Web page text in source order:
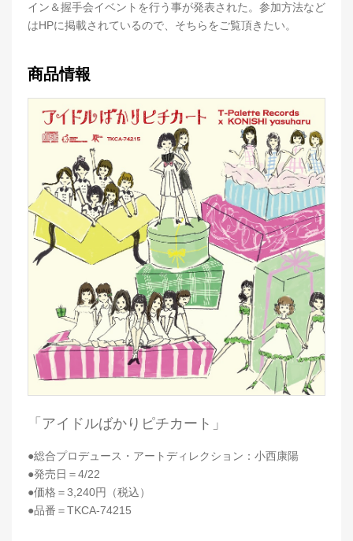
イン＆握手会イベントを行う事が発表された。参加方法など
はHPに掲載されているので、そちらをご覧頂きたい。
商品情報
「アイドルばかりピチカート」
●総合プロデュース・アートディレクション：小西康陽
●発売日＝4/22
●価格＝3,240円（税込）
●品番＝TKCA-74215